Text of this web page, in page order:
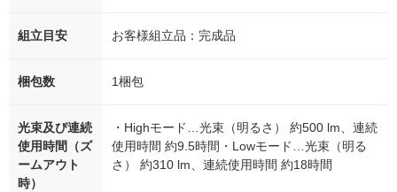
組立目安 お客様組立品：完成品
梱包数 1梱包
光束及び連続
使用時間（ズ
ームアウト
時）
・Highモード…光束（明るさ） 約500 lm、連続
使用時間 約9.5時間・Lowモード…光束（明る
さ） 約310 lm、連続使用時間 約18時間